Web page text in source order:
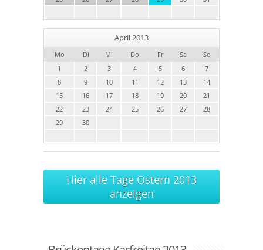
April 2013
Mo Di Mi Do Fr Sa
So
1
2 3 4 5 6
7
8
9 10 11 12 13
14
15
16 17 18 19 20
21
22
23 24 25 26 27
28
29
30
Hier alle Tage Ostern 2013
anzeigen